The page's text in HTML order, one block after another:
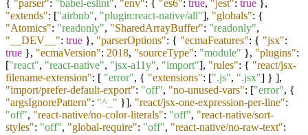
{ "parser": "babel-eslint", "env": { "es6": true, "jest": true },
"extends": ["airbnb", "plugin:react-native/all"], "globals": {
"Atomics": "readonly", "SharedArrayBuffer": "readonly",
"__DEV__": true }, "parserOptions": { "ecmaFeatures": { "jsx":
true }, "ecmaVersion": 2018, "sourceType": "module" }, "plugins":
["react", "react-native", "jsx-a11y", "import"], "rules": { "react/jsx-
filename-extension": [ "error", { "extensions": [".js", ".jsx"] } ],
"import/prefer-default-export": "off", "no-unused-vars": ["error", {
"argsIgnorePattern": "^_" }], "react/jsx-one-expression-per-line":
"off", "react-native/no-color-literals": "off", "react-native/sort-
styles": "off", "global-require": "off", "react-native/no-raw-text":